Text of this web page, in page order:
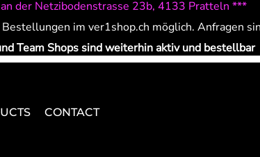
der Netzibodenstrasse 23b, 4133 Pratteln ***
im ver1shop.ch möglich. Anfragen
Team Shops sind weiterhin aktiv und bestellbar
CONTACT